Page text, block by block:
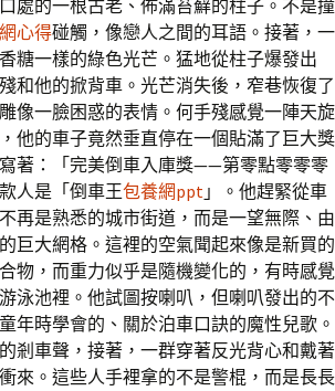
處的一根古老、佈滿苔蘚的柱子。不是撞
心得碰觸，像戀人之間的耳語。接著，一
糖一樣的綠色光芒。猛地從柱子爆發出
和他的掀背車。光芒消失後，窄巷恢復了
像一臉困惑的表情。何手殘感覺一陣天旋
他的車子竟然垂直停在一個貼滿了巨大獎
著：「完美倒車入庫獎——第零點零零零
人是「倒車王包養網ppt 」。他趕緊從車
再是熟悉的城市街道，而是一望無際、由
巨大網格。這裡的空氣聞起來像是新買的
物，而重力似乎是隨機變化的，有時感覺
泳池裡。他試圖按喇叭，但喇叭發出的不
年時學會的、關於泊車口訣的魔性兒歌。
剎車聲，接著，一群穿著反光背心和戴著
來。這些人手裡拿的不是警棍，而是長長